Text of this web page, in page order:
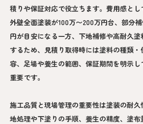
積りや保証対応で役立ちます。費用感と
外壁全面塗装が100万〜200万円台、部分
円が目安になる一方、下地補修や高耐久
するため、見積り取得時には塗料の種類
容、足場や養生の範囲、保証期間を明示
重要です。
施工品質と現場管理の重要性は塗装の耐
地処理や下塗りの手順、養生の精度、塗